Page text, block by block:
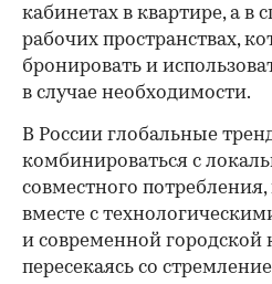
кабинетах в квартире, а в
рабочих пространствах,
бронировать и
в случае необходимости.
В России глобальные
комбинироваться с
совместного
вместе с
и современной городской
пересекаясь со